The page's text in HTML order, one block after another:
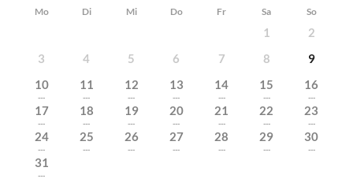
Mo Di Mi Do Fr Sa So
1
2
3
4 5 6 7 8
9
10
---
11
---
12
---
13
---
14
---
15
---
16
---
17
---
18
---
19
---
20
---
21
---
22
---
23
---
24
---
25
---
26
---
27
---
28
---
29
---
30
---
31
---